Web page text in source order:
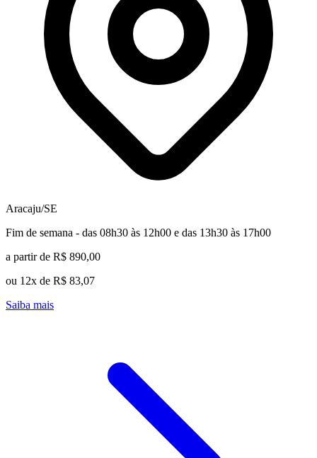
Aracaju/SE
Fim de semana - das 08h30 às 12h00 e das 13h30 às 17h00
a partir de R$ 890,00
ou 12x de R$ 83,07
Saiba mais